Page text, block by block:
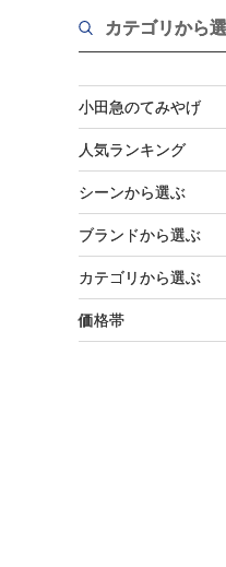
カテゴリから
小田急のてみやげ
人気ランキング
シーンから選ぶ
ブランドから選ぶ
カテゴリから選ぶ
価格帯